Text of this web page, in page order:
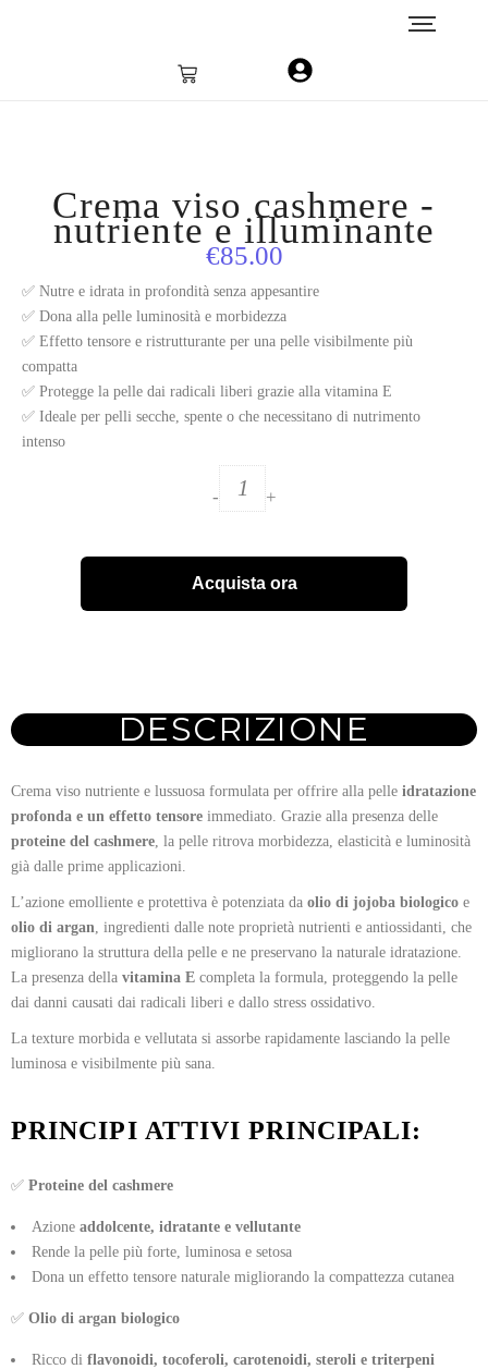
Crema viso cashmere -
nutriente e illuminante
€85.00
✅ Nutre e idrata in profondità senza appesantire
✅ Dona alla pelle luminosità e morbidezza
✅ Effetto tensore e ristrutturante per una pelle visibilmente più
compatta
✅ Protegge la pelle dai radicali liberi grazie alla vitamina E
✅ Ideale per pelli secche, spente o che necessitano di nutrimento
intenso
- +
Acquista ora
DESCRIZIONE
Crema viso nutriente e lussuosa formulata per offrire alla pelle idratazione
profonda e un effetto tensore immediato. Grazie alla presenza delle
proteine del cashmere, la pelle ritrova morbidezza, elasticità e luminosità
già dalle prime applicazioni.
L’azione emolliente e protettiva è potenziata da olio di jojoba biologico e
olio di argan, ingredienti dalle note proprietà nutrienti e antiossidanti, che
migliorano la struttura della pelle e ne preservano la naturale idratazione.
La presenza della vitamina E completa la formula, proteggendo la pelle
dai danni causati dai radicali liberi e dallo stress ossidativo.
La texture morbida e vellutata si assorbe rapidamente lasciando la pelle
luminosa e visibilmente più sana.
PRINCIPI ATTIVI PRINCIPALI:
✅ Proteine del cashmere
Azione addolcente, idratante e vellutante
Rende la pelle più forte, luminosa e setosa
Dona un effetto tensore naturale migliorando la compattezza cutanea
✅ Olio di argan biologico
Ricco di flavonoidi, tocoferoli, carotenoidi, steroli e triterpeni